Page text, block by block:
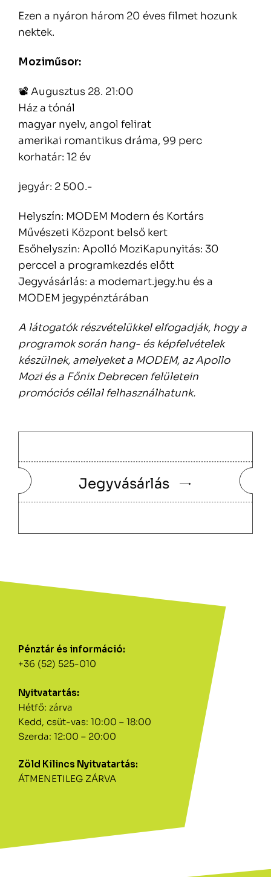
Pénztár és információ:
+36 (52) 525-010
Nyitvatartás:
Hétfő: zárva
Kedd, csüt-vas: 10:00 – 18:00
Szerda: 12:00 – 20:00
Zöld Kilincs Nyitvatartás:
ÁTMENETILEG ZÁRVA
Ezen a nyáron három 20 éves filmet hozunk
nektek.
Moziműsor:
📽️ Augusztus 28. 21:00
Ház a tónál
magyar nyelv, angol felirat
amerikai romantikus dráma, 99 perc
korhatár: 12 év
jegyár: 2 500.-
Helyszín: MODEM Modern és Kortárs
Művészeti Központ belső kert
Esőhelyszín: Apolló MoziKapunyitás: 30
perccel a programkezdés előtt
Jegyvásárlás: a modemart.jegy.hu és a
MODEM jegypénztárában
A látogatók részvételükkel elfogadják, hogy a
programok során hang- és képfelvételek
készülnek, amelyeket a MODEM, az Apollo
Mozi és a Főnix Debrecen felületein
promóciós céllal felhasználhatunk.
Jegyvásárlás